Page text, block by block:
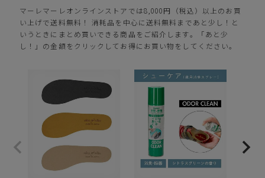
マーレマーレオンラインストアでは8,000円（税込）以上のお買
い上げで送料無料！ 消耗品を中心に送料無料まであと少し！と
いうときにまとめ買いできる商品をご紹介します。「あと少
し！」の金額をクリックしてお得にお買い物をしてください。